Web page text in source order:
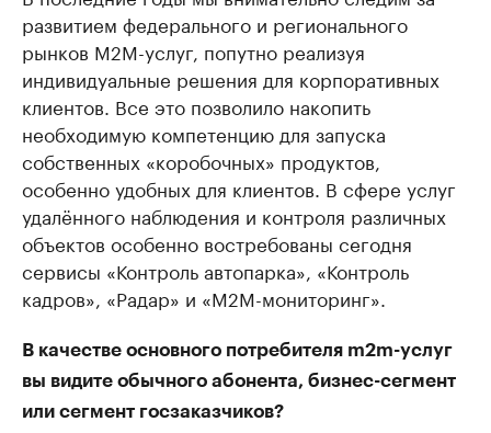
развитием федерального и регионального
рынков M2M-услуг, попутно реализуя
индивидуальные решения для корпоративных
клиентов. Все это позволило накопить
необходимую компетенцию для запуска
собственных «коробочных» продуктов,
особенно удобных для клиентов. В сфере услуг
удалённого наблюдения и контроля различных
объектов особенно востребованы сегодня
сервисы «Контроль автопарка», «Контроль
кадров», «Радар» и «M2M-мониторинг».
В качестве основного потребителя m2m-услуг
вы видите обычного абонента, бизнес-сегмент
или сегмент госзаказчиков?